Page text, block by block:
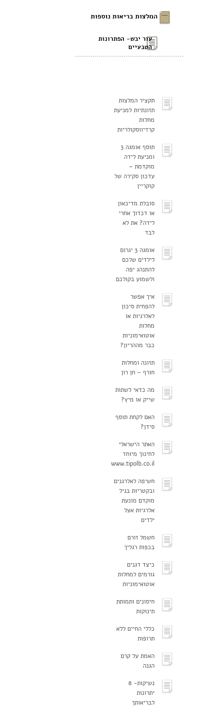
המלצות בריאות נוספות
עור יבש- הפתרונות
הטבעיים
תקציר המלצות
תזונתיות למניעת
מחלות
קרדיווסקולריות
תוסף אומגה 3
ומניעת לידה
מוקדמת –
עדכון סקירה של
קוקריין
סובלת מדיכאון
או דכדוך אחרי
לידה? את לא
לבד
אומגה 3 יגרום
לילדים שלכם
להתנהג יפה
ולשמוע בקולכם
איך אפשר
להפחית סיכון
לאלרגיות או
מחלות
אוטואימוניות
כבר מההריון?
תזונה ומחלות
חורף – חן רון
מה כדאי לשתות
שייק או מיץ?
האם לקחת תוסף
סידן?
האתר הישראלי
לחינוך מיוחד
www.tipolb.co.il
חשיפה לאלרגנים
ובקטריות בגיל
מוקדם מונעת
אלרגיות אצל
ילדים
חשמל זורם
בכפות רגליך
כיצד דגנים
גורמים למחלות
אוטואימוניות
חיסונים ותמותת
תינוקות
כללי החיים ללא
תרופות
האמת על קרם
הגנה
נשיקות- 8
יתרונות
לבריאותך